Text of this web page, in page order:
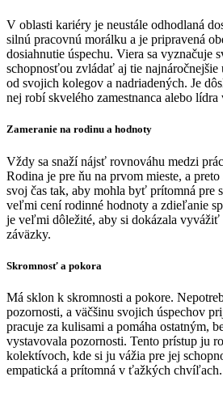
V oblasti kariéry je neustále odhodlaná
silnú pracovnú morálku a je pripravená
dosiahnutie úspechu. Viera sa vyznačuje
schopnosťou zvládať aj tie najnáročnejšie
od svojich kolegov a nadriadených. Je
nej robí skvelého zamestnanca alebo
Zameranie na rodinu a hodnoty
Vždy sa snaží nájsť rovnováhu medzi
Rodina je pre ňu na prvom mieste, a
svoj čas tak, aby mohla byť prítomná pre
veľmi cení rodinné hodnoty a zdieľanie
je veľmi dôležité, aby si dokázala vyvážiť
záväzky.
Skromnosť a pokora
Má sklon k skromnosti a pokore.
pozornosti, a väčšinu svojich úspechov
pracuje za kulisami a pomáha ostatným,
vystavovala pozornosti. Tento prístup ju
kolektívoch, kde si ju vážia pre jej
empatická a prítomná v ťažkých chvíľach.